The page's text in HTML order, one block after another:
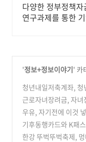
다양한 정부정책
연구과제를 통한
'정보+정보이야기' 카
청년내일저축계좌,
근로자녀장려금, 자녀
청)
(0)
우유, 자기전에 이것
(건강상식, 건강식단)
기후동행카드와 K패
드 할인율)
(1)
한강 뚜벅뚜벅축제,